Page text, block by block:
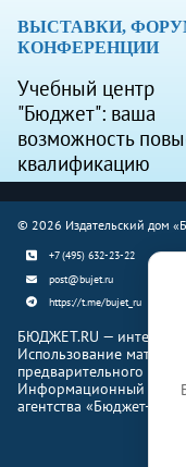
ВЫСТАВКИ,
КОНФЕРЕНЦИИ
Учебный центр
"Бюджет": ваша
возможность
квалификацию
© 2026 Издательский дом
+7 (495) 632-23-22
post@bujet.ru
https://t.me/bujet_ru
БЮДЖЕТ.RU — интернет-
Использование
предварительного
Информационный
агентства «Бюджет-